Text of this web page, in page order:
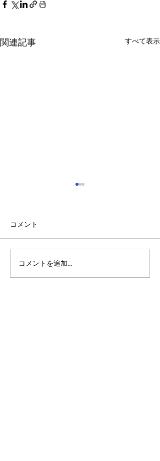
関連記事 すべて表示
アルゴランドのポスト量
子暗号（PQC）ロードマ
コメント
コメントを追加…